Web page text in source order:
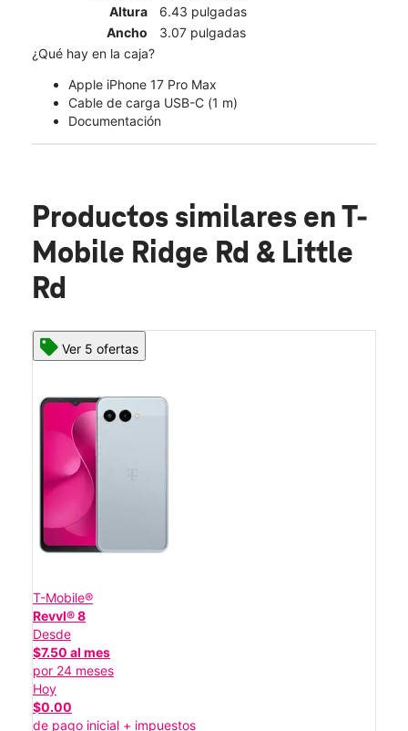
Altura
6.43 pulgadas
Ancho
3.07 pulgadas
¿Qué hay en la caja?
Apple iPhone 17 Pro Max
Cable de carga USB-C (1 m)
Documentación
Productos similares en T-
Mobile Ridge Rd & Little
Rd
Ver 5 ofertas
T-Mobile®
Revvl® 8
Desde
$7.50 al mes
por 24 meses
Hoy
$0.00
de pago inicial + impuestos